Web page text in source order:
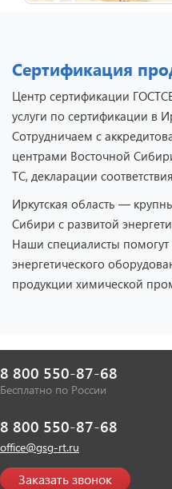
Сертификация
Центр сертификации
услуги по сертификации в
Сотрудничаем с
центрами Восточной
ТС, декларации
Иркутская область —
Сибири с развитой
Наши специалисты помогут
энергетического
продукции химической
8 800 550-87-68
Бесплатно по России
8 800 550-87-68
office@gsg-rt.ru
Заказать звонок